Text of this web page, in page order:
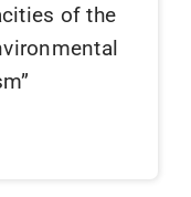
of the